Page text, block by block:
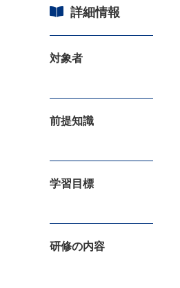
詳細情報
対象者
前提知識
学習目標
研修の内容